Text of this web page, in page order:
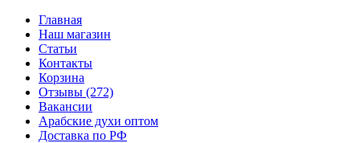
Главная
Наш магазин
Статьи
Контакты
Корзина
Отзывы (272)
Вакансии
Арабские духи оптом
Доставка по РФ